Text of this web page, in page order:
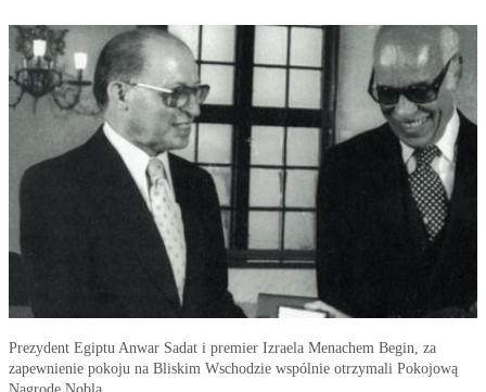
Prezydent Egiptu Anwar Sadat i premier Izraela Menachem Begin, za
zapewnienie pokoju na Bliskim Wschodzie wspólnie otrzymali Pokojową